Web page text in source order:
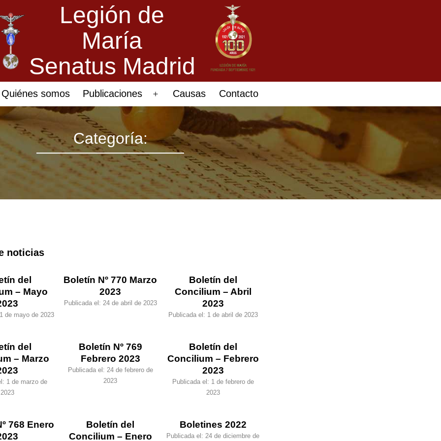
Legión de
María
Senatus Madrid
Quiénes somos Publicaciones
Abrir
menú
Causas Contacto
Categoría:
noticias
del
– Mayo
1 de mayo de 2023
Boletín Nº 770 Marzo
2023
Publicada el: 24 de abril de 2023
Boletín del
Concilium – Abril
2023
Publicada el: 1 de abril de 2023
del
– Marzo
1 de marzo de
2023
Boletín Nº 769
Febrero 2023
Publicada el: 24 de febrero de
2023
Boletín del
Concilium – Febrero
2023
Publicada el: 1 de febrero de
2023
768 Enero
Boletín del
Concilium – Enero
Boletines 2022
Publicada el: 24 de diciembre de